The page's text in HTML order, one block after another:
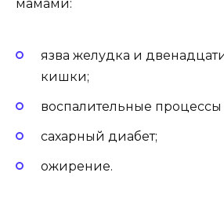
мамами:
язва желудка и
кишки;
воспалительные
сахарный диабет;
ожирение.